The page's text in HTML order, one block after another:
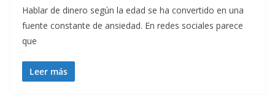
Hablar de dinero según la edad se ha convertido en una
fuente constante de ansiedad. En redes sociales parece
que
Leer más